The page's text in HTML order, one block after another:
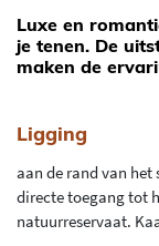
Luxe en
je tenen. De
maken de
Ligging
aan de rand van het
directe toegang tot
natuurreservaat.